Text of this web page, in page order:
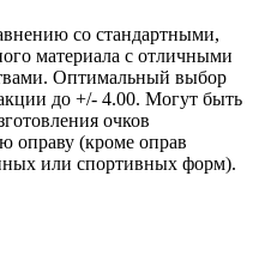
со стандартными,
материала с отличными
Оптимальный выбор
до +/- 4.00. Могут быть
очков
оправу (кроме оправ
или спортивных форм).